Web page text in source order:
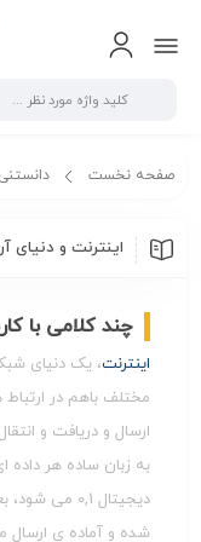
صفحه نخست
اینترنت و دنیای
چند کلامی با
اینترنت، یک دنیای
مختلف باهم در
ارسال و دریافت و
به زبان ساده هر داده
دیجیتال 0,1
شده و آماده ی ارسال